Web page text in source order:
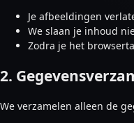
Je afbeeldingen
We slaan je inhoud
Zodra je het
2.
We verzamelen alleen de